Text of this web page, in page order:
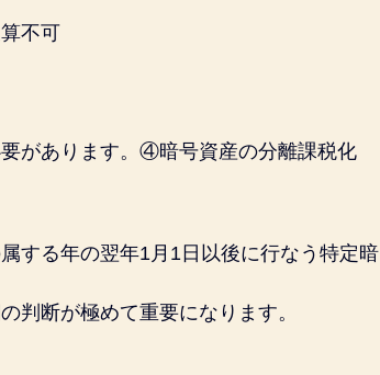
不可
があります。④暗号資産の分離課税化
する年の翌年1月1日以後に行なう特定暗
断が極めて重要になります。